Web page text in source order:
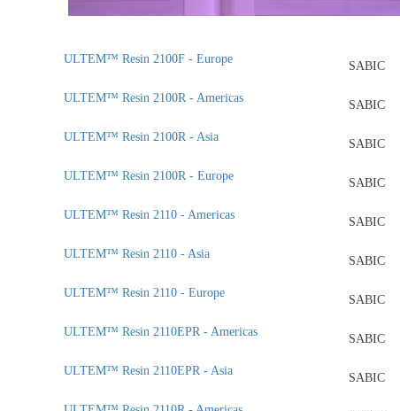
ULTEM™ Resin 2100F - Europe
SABIC
ULTEM™ Resin 2100R - Americas
SABIC
ULTEM™ Resin 2100R - Asia
SABIC
ULTEM™ Resin 2100R - Europe
SABIC
ULTEM™ Resin 2110 - Americas
SABIC
ULTEM™ Resin 2110 - Asia
SABIC
ULTEM™ Resin 2110 - Europe
SABIC
ULTEM™ Resin 2110EPR - Americas
SABIC
ULTEM™ Resin 2110EPR - Asia
SABIC